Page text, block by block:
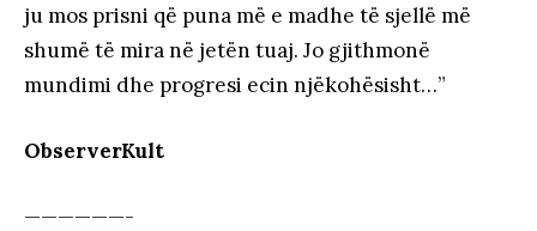
ju mos prisni që puna më e madhe të sjellë më
shumë të mira në jetën tuaj. Jo gjithmonë
mundimi dhe progresi ecin njëkohësisht…”
ObserverKult
——————-